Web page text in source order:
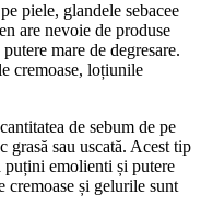
piele, glandele sebacee
are nevoie de produse
mare de degresare.
cremoase, loțiunile
de sebum de pe
grasă sau uscată. Acest tip
puțini emolienti și putere
cremoase și gelurile sunt